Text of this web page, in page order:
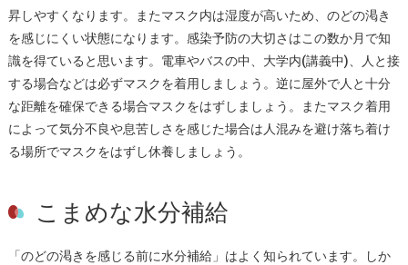
昇しやすくなります。またマスク内は湿度が高いため、のどの渇き
を感じにくい状態になります。感染予防の大切さはこの数か月で知
識を得ていると思います。電車やバスの中、大学内(講義中)、人と接
する場合などは必ずマスクを着用しましょう。逆に屋外で人と十分
な距離を確保できる場合マスクをはずしましょう。またマスク着用
によって気分不良や息苦しさを感じた場合は人混みを避け落ち着け
る場所でマスクをはずし休養しましょう。
こまめな水分補給
「のどの渇きを感じる前に水分補給」はよく知られています。しか